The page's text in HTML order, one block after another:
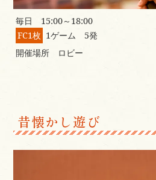
毎日 15:00～18:00
FC1枚 1ゲーム 5発
開催場所 ロビー
昔懐かし遊び